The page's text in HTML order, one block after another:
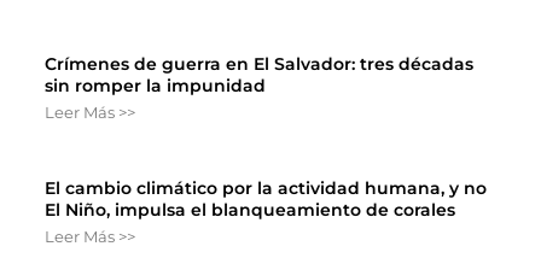
Crímenes de guerra en El Salvador: tres décadas
sin romper la impunidad
Leer Más >>
El cambio climático por la actividad humana, y no
El Niño, impulsa el blanqueamiento de corales
Leer Más >>